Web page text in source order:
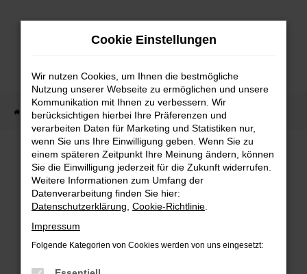
Zum
Startseite Fahrzeug Showroom Fahrzeugbestand
FAHRZEUGBESTAND
Bei Neuwagen Autoland finden Sie eine große
Auswahl an Marken und Modellen.
Cookie Einstellungen
Wir nutzen Cookies, um Ihnen die bestmögliche
Nutzung unserer Webseite zu ermöglichen und unsere
Kommunikation mit Ihnen zu verbessern. Wir
berücksichtigen hierbei Ihre Präferenzen und
verarbeiten Daten für Marketing und Statistiken nur,
wenn Sie uns Ihre Einwilligung geben. Wenn Sie zu
einem späteren Zeitpunkt Ihre Meinung ändern, können
Sie die Einwilligung jederzeit für die Zukunft widerrufen.
Weitere Informationen zum Umfang der
Datenverarbeitung finden Sie hier:
Datenschutzerklärung Cookie-Richtlinie
Impressum
Folgende Kategorien von Cookies werden von uns eingesetzt: